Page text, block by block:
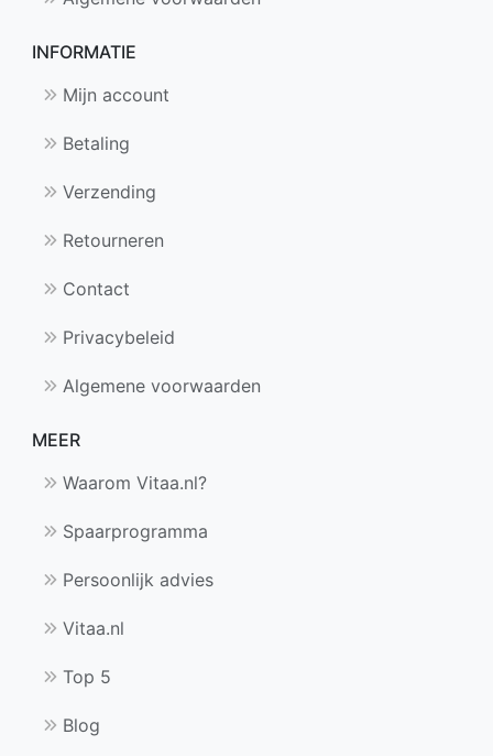
INFORMATIE
Mijn account
Betaling
Verzending
Retourneren
Contact
Privacybeleid
Algemene voorwaarden
MEER
Waarom Vitaa.nl?
Spaarprogramma
Persoonlijk advies
Vitaa.nl
Top 5
Blog